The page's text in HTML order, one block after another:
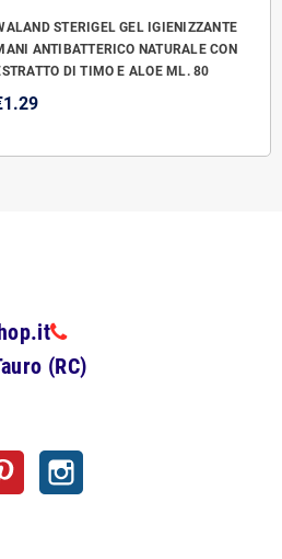
STERIGEL GEL IGIENIZZANTE
ANTIBATTERICO NATURALE CON
DI TIMO E ALOE ML. 80
(RC)
Pinterest